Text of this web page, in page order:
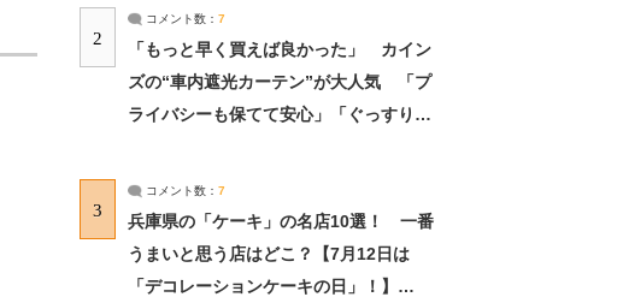
2
コメント数： 7
「もっと早く買えば良かった」 カイン
ズの“車内遮光カーテン”が大人気 「プ
ライバシーも保てて安心」「ぐっすり眠
3
コメント数： 7
兵庫県の「ケーキ」の名店10選！ 一番
うまいと思う店はどこ？【7月12日は
「デコレーションケーキの日」！】